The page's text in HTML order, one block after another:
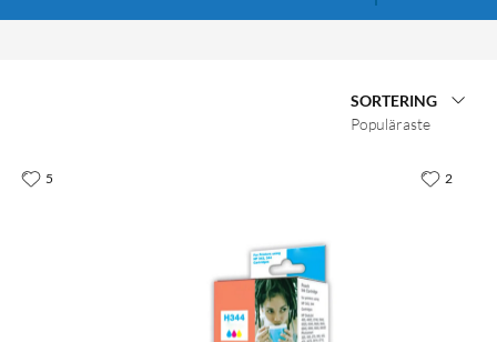
SORTERING
Populäraste
5 2